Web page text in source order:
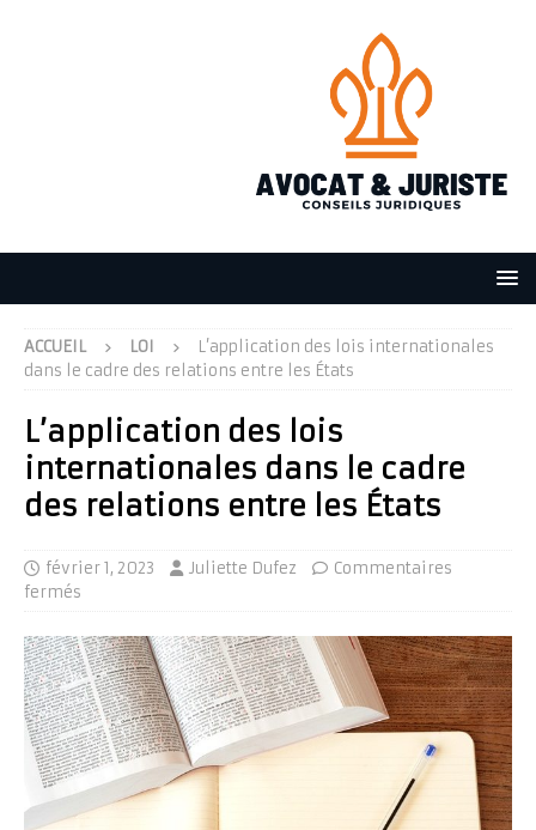
ACCUEIL LOI
L’application des lois internationales
dans le cadre des relations entre les États
L’application des lois
internationales dans le cadre
des relations entre les États
février 1, 2023 Juliette Dufez
Commentaires
fermés